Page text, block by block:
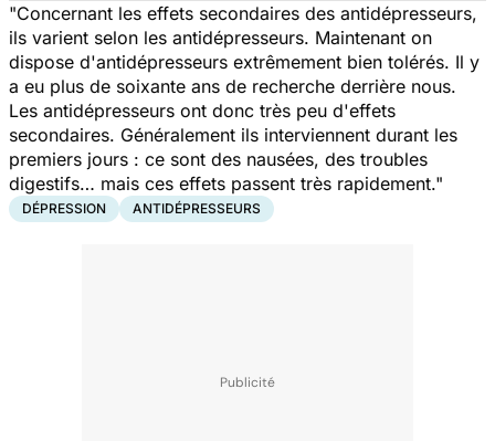
"Concernant les effets secondaires des antidépresseurs,
ils varient selon les antidépresseurs. Maintenant on
dispose d'antidépresseurs extrêmement bien tolérés. Il y
a eu plus de soixante ans de recherche derrière nous.
Les antidépresseurs ont donc très peu d'effets
secondaires. Généralement ils interviennent durant les
premiers jours : ce sont des nausées, des troubles
digestifs… mais ces effets passent très rapidement."
DÉPRESSION ANTIDÉPRESSEURS